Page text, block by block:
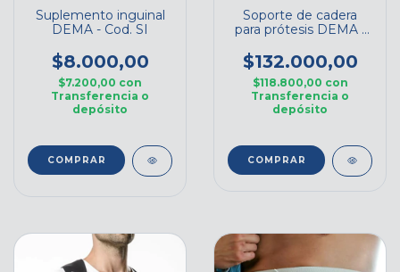
Suplemento inguinal
DEMA - Cod. SI
$8.000,00
$7.200,00 con
Transferencia o
depósito
Soporte de cadera
para prótesis DEMA -
$132.000,00
$118.800,00 con
Transferencia o
depósito
COMPRAR